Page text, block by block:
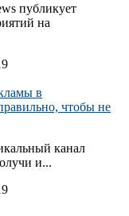
публикует
на
в
чтобы не
канал
и...